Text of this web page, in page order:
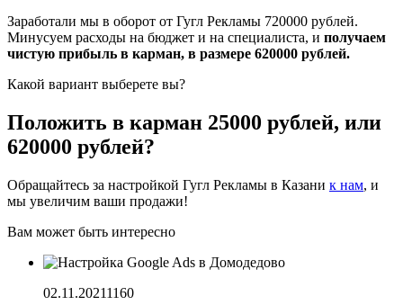
Заработали мы в оборот от Гугл Рекламы 720000 рублей.
Минусуем расходы на бюджет и на специалиста, и получаем
чистую прибыль в карман, в размере 620000 рублей.
Какой вариант выберете вы?
Положить в карман 25000 рублей, или
620000 рублей?
Обращайтесь за настройкой Гугл Рекламы в Казани к нам, и
мы увеличим ваши продажи!
Вам может быть интересно
02.11.20211160